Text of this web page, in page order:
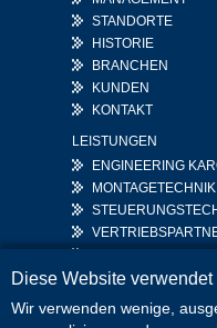
STANDORTE
HISTORIE
BRANCHEN
KUNDEN
KONTAKT
LEISTUNGEN
ENGINEERING
MONTAGETECHNIK
KARRIERE
Diese Website
Wir verwenden wenige,